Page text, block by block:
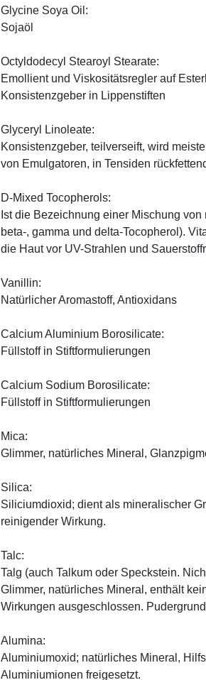
Glycine Soya Oil:
Sojaöl
Octyldodecyl Stearoyl Stearate:
Emollient und Viskositätsregler auf
Konsistenzgeber in Lippenstiften
Glyceryl Linoleate:
Konsistenzgeber, teilverseift, wird
von Emulgatoren, in Tensiden
D-Mixed Tocopherols:
Ist die Bezeichnung einer Mischung
beta-, gamma und delta-Tocopherol).
die Haut vor UV-Strahlen und
Vanillin:
Natürlicher Aromastoff, Antioxidans
Calcium Aluminium Borosilicate:
Füllstoff in Stiftformulierungen
Calcium Sodium Borosilicate:
Füllstoff in Stiftformulierungen
Mica:
Glimmer, natürliches Mineral,
Silica:
Siliciumdioxid; dient als mineralischer
reinigender Wirkung.
Talc:
Talg (auch Talkum oder Speckstein.
Glimmer, natürliches Mineral, enthält
Wirkungen ausgeschlossen.
Alumina:
Aluminiumoxid; natürliches Mineral,
Aluminiumionen freigesetzt.